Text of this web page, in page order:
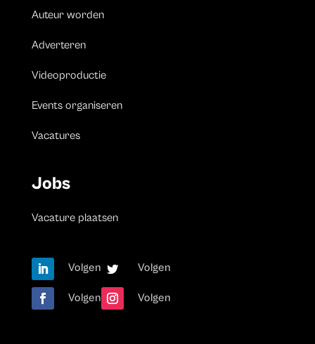
Auteur worden
Adverteren
Videoproductie
Events organiseren
Vacatures
Jobs
Vacature plaatsen
Volgen Volgen
Volgen Volgen